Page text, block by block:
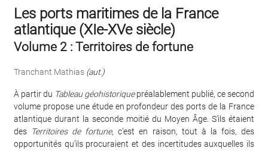
Les ports maritimes de la France
atlantique (XIe-XVe siècle)
Volume 2 : Territoires de fortune
Tranchant Mathias (aut.)
À partir du Tableau géohistoriquepréalablement publié, ce second
volume propose une étude en profondeur des ports de la France
atlantique durant la seconde moitié du Moyen Âge. S’ils étaient
des Territoires de fortune, c’est en raison, tout à la fois, des
opportunités qu’ils procuraient et des incertitudes auxquelles ils